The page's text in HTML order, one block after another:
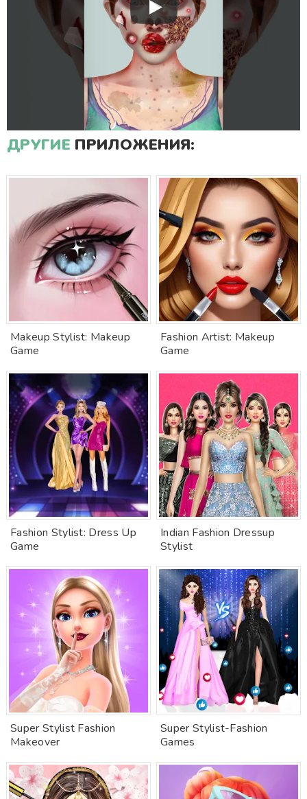
ДРУГИЕ ПРИЛОЖЕНИЯ:
Makeup Stylist: Makeup
Game
Fashion Artist: Makeup
Game
Fashion Stylist: Dress Up
Game
Indian Fashion Dressup
Stylist
Super Stylist Fashion
Makeover
Super Stylist-Fashion
Games